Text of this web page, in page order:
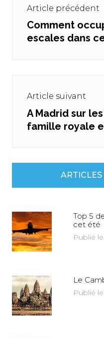
l’articleArticle précédent
Previous
post:
Comment
escales dans
Article suivant
Next
post:
A Madrid sur
famille royale
ARTICLES
Top 5
cet été
Publié
Le
Publié